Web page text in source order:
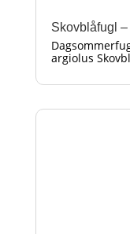
Skovblåfugl
argiolus